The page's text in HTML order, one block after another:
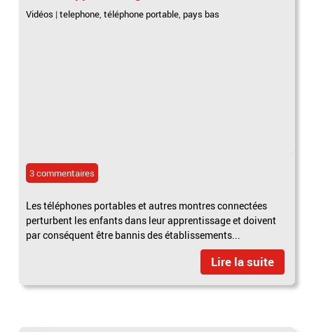
Vidéos |telephone,téléphone portable, pays bas
3 commentaires
Les téléphones portables et autres montres connectées
perturbent les enfants dans leur apprentissage et doivent
par conséquent être bannis des établissements...
Lire la suite